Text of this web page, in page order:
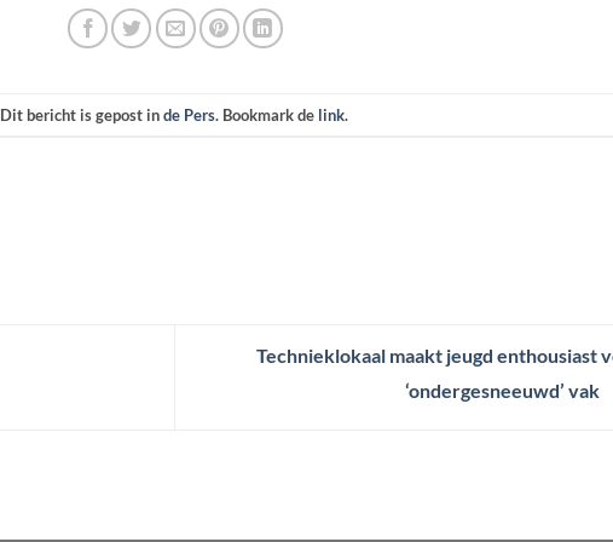
Dit bericht is gepost inde Pers. Bookmark de link.
Technieklokaal maakt jeugd enthousiast
‘ondergesneeuwd’ vak